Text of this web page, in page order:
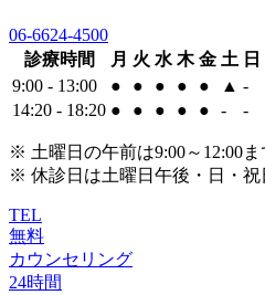
06-6624-4500
診療時間
月 火 水 木 金 土
9:00 - 13:00
● ● ● ● ● ▲ -
14:20 - 18:20 ● ● ● ● ● - -
※ 土曜日の午前は9:00～12:00ま
※ 休診日は土曜日午後・日・祝
TEL
無料
カウンセリング
24時間